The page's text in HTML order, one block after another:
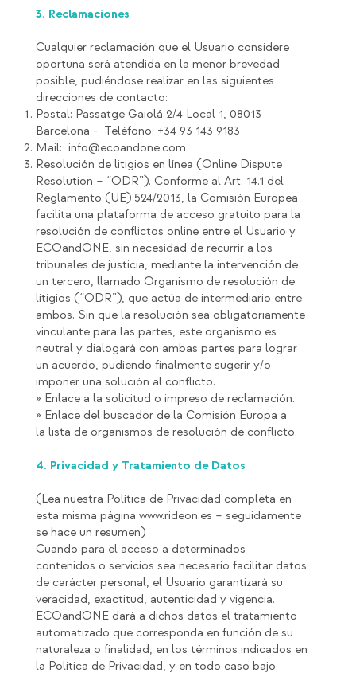
3. Reclamaciones
Cualquier reclamación que el Usuario considere
oportuna será atendida en la menor brevedad
posible, pudiéndose realizar en las siguientes
direcciones de contacto:
Postal: Passatge Gaiolá 2/4 Local 1, 08013
Barcelona - Teléfono: +34 93 143 9183
Mail: info@ecoandone.com
Resolución de litigios en línea (Online Dispute
Resolution – “ODR”). Conforme al Art. 14.1 del
Reglamento (UE) 524/2013, la Comisión Europea
facilita una plataforma de acceso gratuito para la
resolución de conflictos online entre el Usuario y
ECOandONE, sin necesidad de recurrir a los
tribunales de justicia, mediante la intervención de
un tercero, llamado Organismo de resolución de
litigios (“ODR”), que actúa de intermediario entre
ambos. Sin que la resolución sea obligatoriamente
vinculante para las partes, este organismo es
neutral y dialogará con ambas partes para lograr
un acuerdo, pudiendo finalmente sugerir y/o
imponer una solución al conflicto.
» Enlace a la solicitud o impreso de reclamación.
» Enlace del buscador de la Comisión Europa a
la lista de organismos de resolución de conflicto.
4. Privacidad y Tratamiento de Datos
(Lea nuestra Política de Privacidad completa en
esta misma página www.rideon.es – seguidamente
se hace un resumen)
Cuando para el acceso a determinados
contenidos o servicios sea necesario facilitar datos
de carácter personal, el Usuario garantizará su
veracidad, exactitud, autenticidad y vigencia.
ECOandONE dará a dichos datos el tratamiento
automatizado que corresponda en función de su
naturaleza o finalidad, en los términos indicados en
la Política de Privacidad, y en todo caso bajo